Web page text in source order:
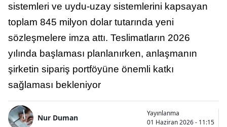
sistemleri ve uydu-uzay sistemlerini kapsayan
toplam 845 milyon dolar tutarında yeni
sözleşmelere imza attı. Teslimatların 2026
yılında başlaması planlanırken, anlaşmanın
şirketin sipariş portföyüne önemli katkı
sağlaması bekleniyor
Nur Duman
Yayınlanma
01 Haziran 2026 - 11:15